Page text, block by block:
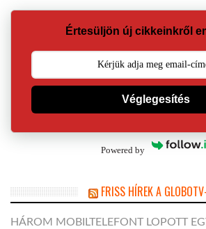
Értesüljön új cikkeinkről
Véglegesítés
Powered by
FRISS HÍREK A
HÁROM MOBILTELEFONT LOPOTT